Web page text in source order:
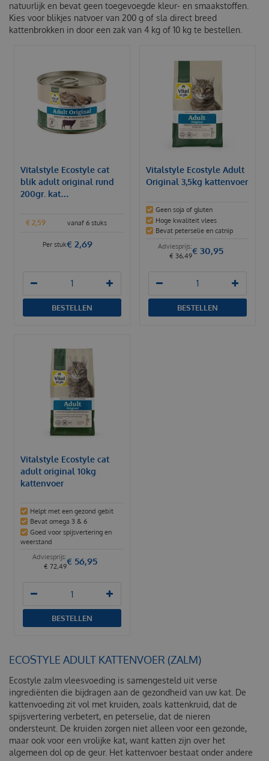
natuurlijk en bevat geen toegevoegde kleur- en smaakstoffen.
Kies voor blikjes natvoer van 200 g of sla direct breed
kattenbrokken in door een zak van 4 kg of 10 kg te bestellen.
Vitalstyle Ecostyle cat
blik adult original rund
200gr. kat…
vanaf 6 stuks
€ 2,59
€ 2,69
Per stuk
BESTELLEN
Vitalstyle Ecostyle Adult
Original 3,5kg kattenvoer
Geen soja of gluten
Hoge kwaliteit vlees
Bevat peterselie en catnip
€ 36,49€ 30,95
BESTELLEN
Vitalstyle Ecostyle cat
adult original 10kg
kattenvoer
Helpt met een gezond gebit
Bevat omega 3 & 6
Goed voor spijsvertering en
weerstand
€ 72,49€ 56,95
BESTELLEN
ECOSTYLE ADULT KATTENVOER (ZALM)
Ecostyle zalm vleesvoeding is samengesteld uit verse
ingrediënten die bijdragen aan de gezondheid van uw kat. De
kattenvoeding zit vol met kruiden, zoals kattenkruid, dat de
spijsvertering verbetert, en peterselie, dat de nieren
ondersteunt. De kruiden zorgen niet alleen voor een gezonde,
maar ook voor een vrolijke kat, want katten zijn over het
algemeen dol op de geur. Het kattenvoer bestaat onder andere